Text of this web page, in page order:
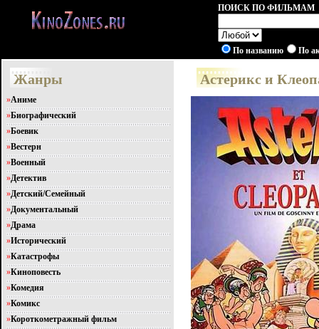
ПОИСК ПО ФИЛЬМАМ
По названию По
Жанры
»Аниме
»Биографический
»Боевик
»Вестерн
»Военный
»Детектив
»Детский/Семейный
»Документальный
»Драма
»Исторический
»Катастрофы
»Киноповесть
»Комедия
»Комикс
»Короткометражный фильм
Астерикс и